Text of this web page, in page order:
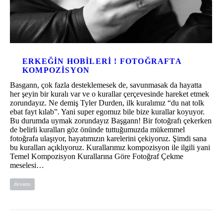
ERKEĞIN HOBILERI ! FOTOĞRAFTA
KOMPOZISYON
Basgann, çok fazla desteklemesek de, savunmasak da hayatta
her şeyin bir kuralı var ve o kurallar çerçevesinde hareket etmek
zorundayız. Ne demiş Tyler Durden, ilk kuralımız “du nat tolk
ebat fayt kılab”. Yani super egomuz bile bize kurallar koyuyor.
Bu durumda uymak zorundayız Başgann! Bir fotoğrafı çekerken
de belirli kuralları göz önünde tuttuğumuzda mükemmel
fotoğrafa ulaşıyor, hayatımızın karelerini çekiyoruz. Şimdi sana
bu kuralları açıklıyoruz. Kurallarımız kompozisyon ile ilgili yani
Temel Kompozisyon Kurallarına Göre Fotoğraf Çekme
meselesi…
devamı